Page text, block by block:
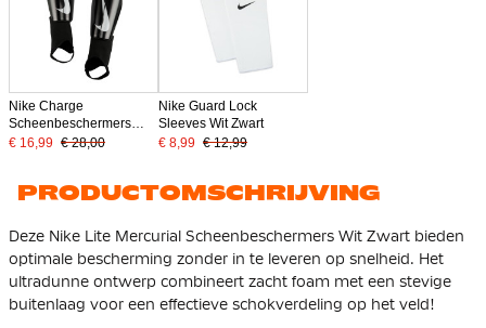
Nike Charge
Scheenbeschermers
Zwart Wit
€ 16,99 € 28,00
Nike Guard Lock
Sleeves Wit Zwart
€ 8,99 € 12,99
PRODUCTOMSCHRIJVING
Deze Nike Lite Mercurial Scheenbeschermers Wit Zwart bieden
optimale bescherming zonder in te leveren op snelheid. Het
ultradunne ontwerp combineert zacht foam met een stevige
buitenlaag voor een effectieve schokverdeling op het veld!